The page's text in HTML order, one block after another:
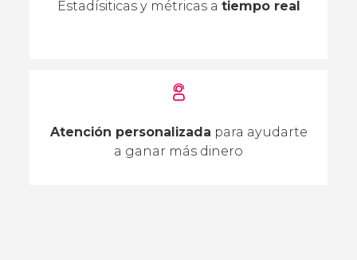
Estadísiticas y métricas a tiempo real
Atención personalizada para ayudarte
a ganar más dinero